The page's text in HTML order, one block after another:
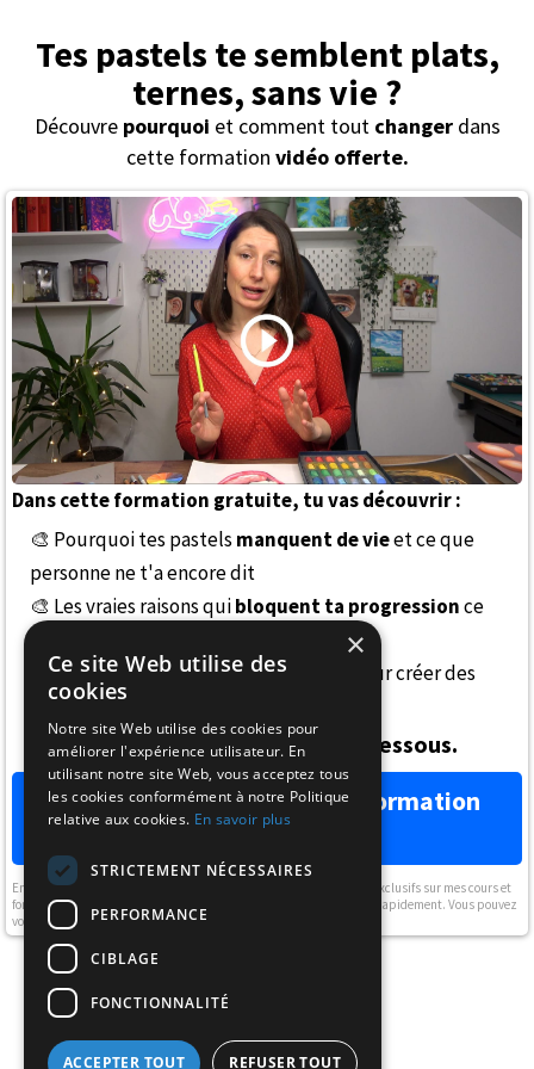
Tes pastels te semblent plats,
ternes, sans vie ?
Découvre pourquoi et comment tout changerdans
cette formation vidéo offerte.
Dans cette formation gratuite, tu vas découvrir :
🎨 Pourquoi tes pastels manquent de vieet ce que
personne ne t'a encore dit
🎨 Les vraies raisons quibloquent ta progressionce
🎨 La méthode simpleet structurée pour créer des
pastels lumineux, harmonieux, vivants
Entrez vos informations ci-dessous.
🎨 Oui, je veux accéder à la formation
gratuite →
En vous inscrivant ici, vous recevrez des articles, vidéos, des offres exclusifs sur mes cours et
formation de dessin et autres conseils pour vous aider à progresser rapidement. Vous pouvez
vous désabonner à tout instant.
×
Ce site Web utilise des
cookies
Notre site Web utilise des cookies pour
améliorer l'expérience utilisateur. En
utilisant notre site Web, vous acceptez tous
les cookies conformément à notre Politique
relative aux cookies. En savoir plus
STRICTEMENT NÉCESSAIRES
PERFORMANCE
CIBLAGE
FONCTIONNALITÉ
ACCEPTER TOUT REFUSER TOUT